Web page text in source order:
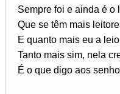
Sempre foi e ainda é o
Que se têm mais
E quanto mais eu a leio
Tanto mais sim, nela
É o que digo aos